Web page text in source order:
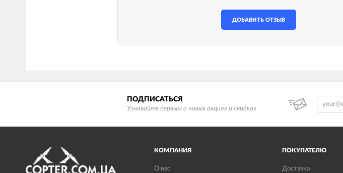
ДОБАВИТЬ ОТЗЫВ
ПОДПИСАТЬСЯ
Узнавайте первым о новых акциях и скидках
КОМПАНИЯ
О нас
ПОКУПАТЕЛЮ
Доставка